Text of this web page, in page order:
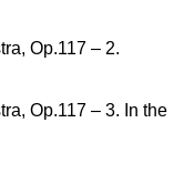
Op.117 – 2.
Op.117 – 3. In the